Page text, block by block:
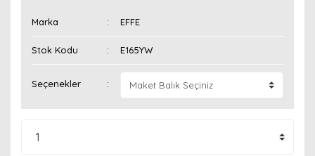
Marka EFFE
Stok Kodu E165YW
Seçenekler